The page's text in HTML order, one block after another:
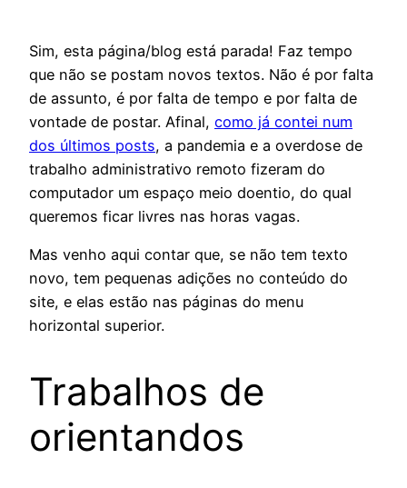
Sim, esta página/blog está parada! Faz tempo
que não se postam novos textos. Não é por falta
de assunto, é por falta de tempo e por falta de
vontade de postar. Afinal, como já contei num
dos últimos posts, a pandemia e a overdose de
trabalho administrativo remoto fizeram do
computador um espaço meio doentio, do qual
queremos ficar livres nas horas vagas.
Mas venho aqui contar que, se não tem texto
novo, tem pequenas adições no conteúdo do
site, e elas estão nas páginas do menu
horizontal superior.
Trabalhos de
orientandos